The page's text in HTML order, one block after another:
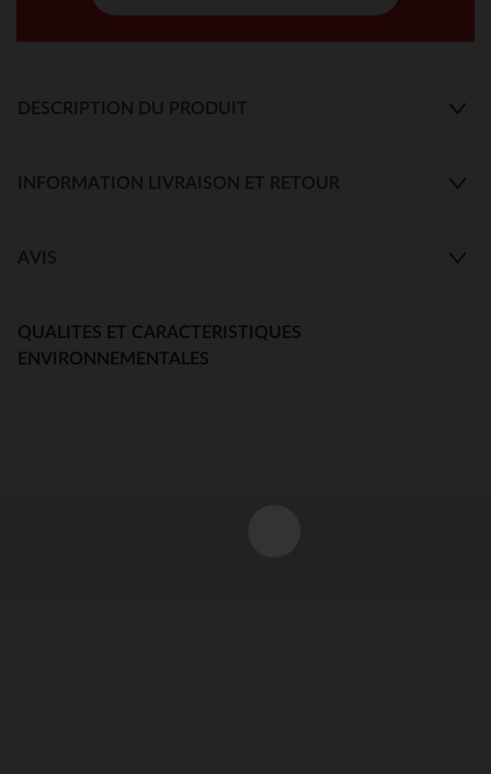
DESCRIPTION DU PRODUIT
INFORMATION LIVRAISON ET RETOUR
AVIS
QUALITES ET CARACTERISTIQUES
ENVIRONNEMENTALES